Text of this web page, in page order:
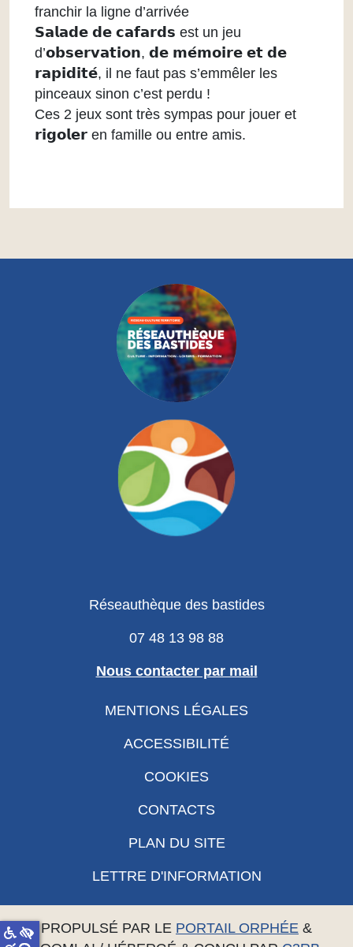
franchir la ligne d’arrivée
𝗦𝗮𝗹𝗮𝗱𝗲 𝗱𝗲 𝗰𝗮𝗳𝗮𝗿𝗱𝘀 est un jeu
d’𝗼𝗯𝘀𝗲𝗿𝘃𝗮𝘁𝗶𝗼𝗻, 𝗱𝗲 𝗺𝗲́𝗺𝗼𝗶𝗿𝗲 𝗲𝘁 𝗱𝗲
𝗿𝗮𝗽𝗶𝗱𝗶𝘁𝗲́, il ne faut pas s’emmêler les
pinceaux sinon c’est perdu !
Ces 2 jeux sont très sympas pour jouer et
𝗿𝗶𝗴𝗼𝗹𝗲𝗿 en famille ou entre amis.
Réseauthèque des bastides
07 48 13 98 88
Nous contacter par mail
MENTIONS LÉGALES
ACCESSIBILITÉ
COOKIES
CONTACTS
PLAN DU SITE
LETTRE D'INFORMATION
PROPULSÉ PAR LE PORTAIL ORPHÉE &